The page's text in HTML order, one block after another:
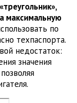
максимальную
по
техпаспорта.
недостаток:
значения